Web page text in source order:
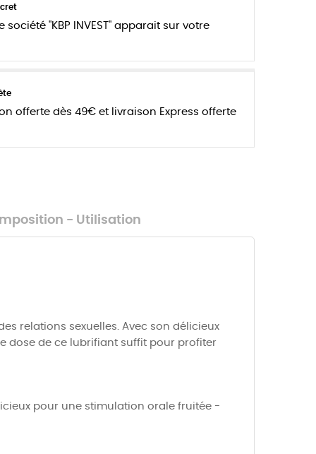
société "KBP INVEST" apparait sur votre
offerte dès 49€ et livraison Express offerte
- Utilisation
relations sexuelles. Avec son délicieux
dose de ce lubrifiant suffit pour profiter
pour une stimulation orale fruitée -